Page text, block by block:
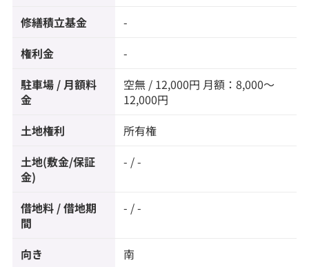
修繕積立基金 -
権利金 -
駐車場 / 月額料
金
空無 / 12,000円 月額：8,000～
12,000円
土地権利 所有権
土地(敷金/保証
金)
- / -
借地料 / 借地期
間
- / -
向き 南